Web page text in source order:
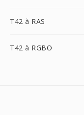
T42 à RAS
T42 à RGBO